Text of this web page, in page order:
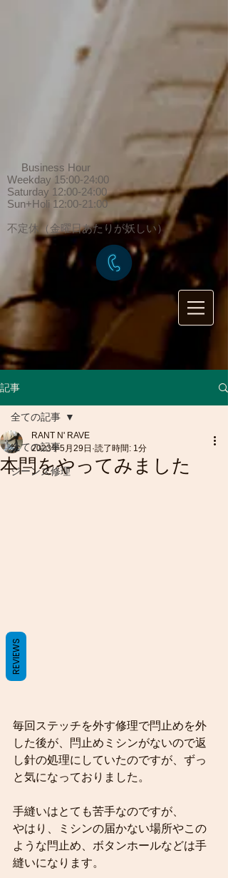
Business Hour
Weekday 15:00-24:00
Saturday 12:00-24:00
Sun+Holi 12:00-21:00
​不定休（金曜日あたりが妖しい）
記事
全ての記事
ジーンズ修理
全ての記事
本閂をやってみました
RANT N' RAVE
2023年5月29日 読了時間: 1分
毎回ステッチを外す修理で閂止めを外
した後が、閂止めミシンがないので返
し針の処理にしていたのですが、ずっ
と気になっておりました。
手縫いはとても苦手なのですが、
やはり、ミシンの届かない場所やこの
ような閂止め、ボタンホールなどは手
縫いになります。
REVIEWS